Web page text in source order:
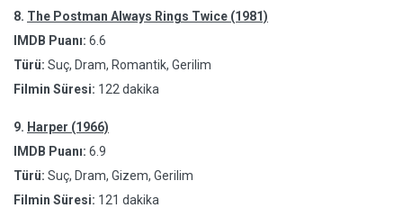
8. The Postman Always Rings Twice (1981)
IMDB Puanı: 6.6
Türü: Suç, Dram, Romantik, Gerilim
Filmin Süresi: 122 dakika
9. Harper (1966)
IMDB Puanı: 6.9
Türü: Suç, Dram, Gizem, Gerilim
Filmin Süresi: 121 dakika